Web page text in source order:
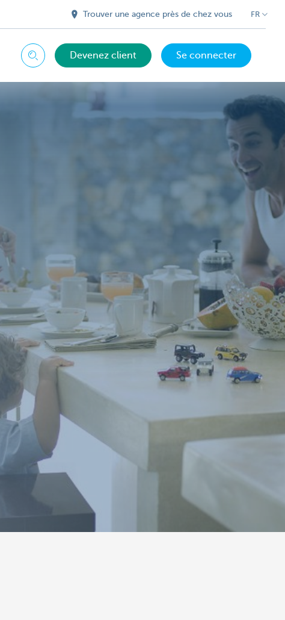
Trouver une agence près de chez vous FR
ChercherDevenez client Se connecter